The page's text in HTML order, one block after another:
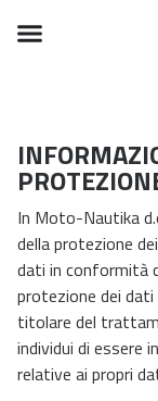
In Moto-Nautika
della protezione
dati in conformità
protezione dei
titolare del
individui di
relative ai propri